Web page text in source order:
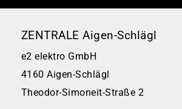
ZENTRALE Aigen-Schlägl
e2 elektro GmbH
4160 Aigen-Schlägl
Theodor-Simoneit-Straße 2